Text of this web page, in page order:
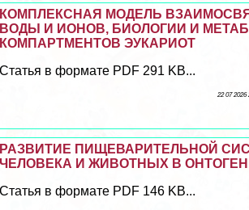
КОМПЛЕКСНАЯ МОДЕЛЬ
ВОДЫ И ИОНОВ, БИОЛОГИИ И
КОМПАРТМЕНТОВ ЭУКАРИОТ
Статья в формате PDF 291 KB...
22 07 2026
РАЗВИТИЕ ПИЩЕВАРИТЕЛЬНОЙ
ЧЕЛОВЕКА И ЖИВОТНЫХ В
Статья в формате PDF 146 KB...